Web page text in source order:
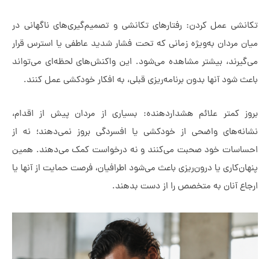
عمل کردن: رفتارهای تکانشی و تصمیم‌گیری‌های ناگهانی در
به‌ویژه زمانی که تحت فشار شدید عاطفی یا استرس قرار
بیشتر مشاهده می‌شود. این واکنش‌های لحظه‌ای می‌تواند
آنها بدون برنامه‌ریزی قبلی، به افکار خودکشی عمل کنند.
علائم هشداردهنده: بسیاری از مردان پیش از اقدام،
واضحی از خودکشی یا افسردگی بروز نمی‌دهند؛ نه از
خود صحبت می‌کنند و نه درخواست کمک می‌دهند. همین
یا درون‌ریزی باعث می‌شود اطرافیان، فرصت حمایت از آنها یا
به متخصص را از دست بدهند.